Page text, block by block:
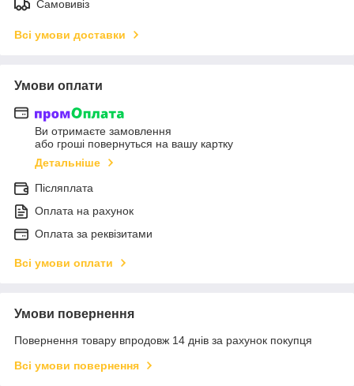
Самовивіз
Всі умови доставки
Умови оплати
Ви отримаєте замовлення
або гроші повернуться на вашу картку
Детальніше
Післяплата
Оплата на рахунок
Оплата за реквізитами
Всі умови оплати
Умови повернення
Повернення товару впродовж 14 днів за рахунок покупця
Всі умови повернення